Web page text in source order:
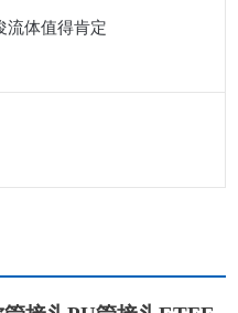
流体值得肯定